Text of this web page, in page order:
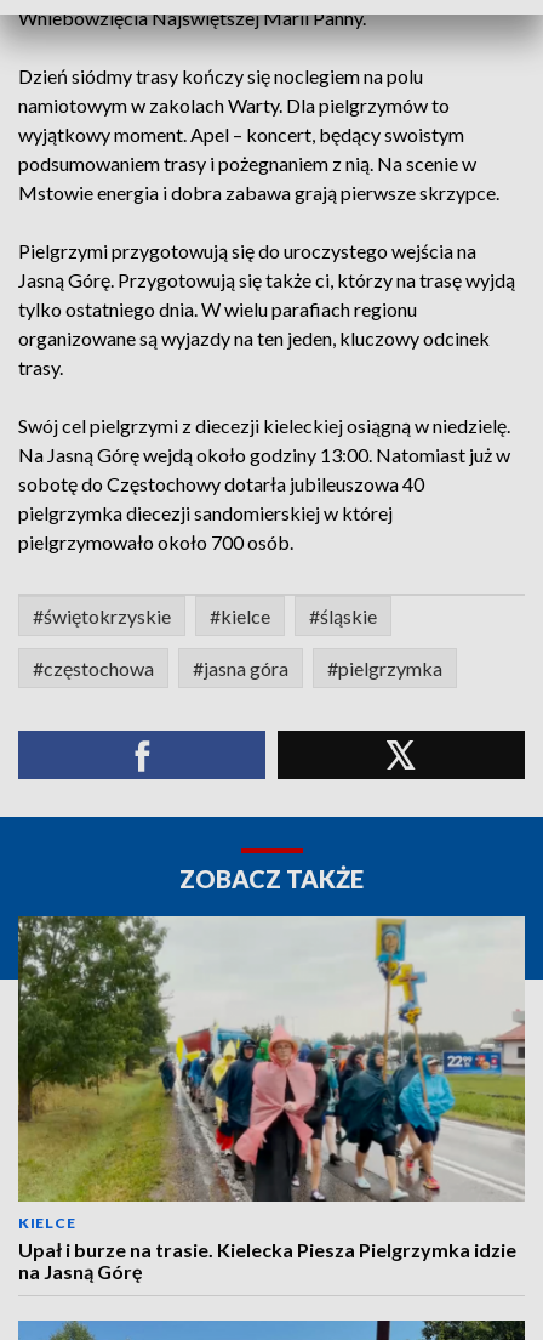
Wniebowzięcia Najświętszej Marii Panny.
Dzień siódmy trasy kończy się noclegiem na polu
namiotowym w zakolach Warty. Dla pielgrzymów to
wyjątkowy moment. Apel – koncert, będący swoistym
podsumowaniem trasy i pożegnaniem z nią. Na scenie w
Mstowie energia i dobra zabawa grają pierwsze skrzypce.
Pielgrzymi przygotowują się do uroczystego wejścia na
Jasną Górę. Przygotowują się także ci, którzy na trasę wyjdą
tylko ostatniego dnia. W wielu parafiach regionu
organizowane są wyjazdy na ten jeden, kluczowy odcinek
trasy.
Swój cel pielgrzymi z diecezji kieleckiej osiągną w niedzielę.
Na Jasną Górę wejdą około godziny 13:00. Natomiast już w
sobotę do Częstochowy dotarła jubileuszowa 40
pielgrzymka diecezji sandomierskiej w której
pielgrzymowało około 700 osób.
#świętokrzyskie #kielce #śląskie
#częstochowa #jasna góra #pielgrzymka
ZOBACZ TAKŻE
KIELCE
Upał i burze na trasie. Kielecka Piesza Pielgrzymka idzie
na Jasną Górę